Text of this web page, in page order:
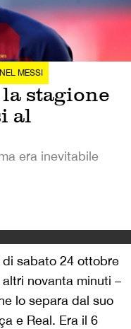
MESSI
stagione
al
era inevitabile
sabato 24 ottobre
novanta minuti –
lo separa dal suo
e Real. Era il 6